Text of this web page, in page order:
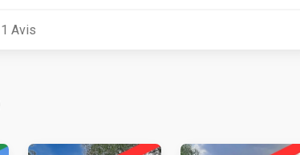
1 Avis